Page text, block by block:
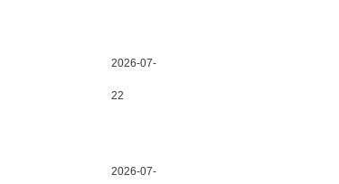
2026-07-
22
2026-07-